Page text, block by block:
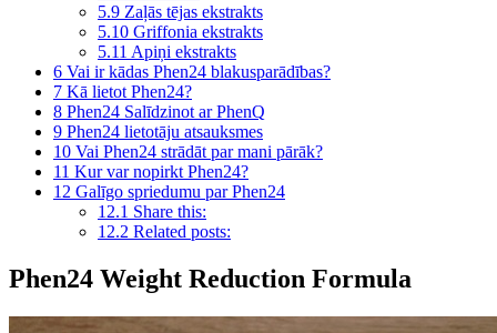
5.9 Zaļās tējas ekstrakts
5.10 Griffonia ekstrakts
5.11 Apiņi ekstrakts
6 Vai ir kādas Phen24 blakusparādības?
7 Kā lietot Phen24?
8 Phen24 Salīdzinot ar PhenQ
9 Phen24 lietotāju atsauksmes
10 Vai Phen24 strādāt par mani pārāk?
11 Kur var nopirkt Phen24?
12 Galīgo spriedumu par Phen24
12.1 Share this:
12.2 Related posts:
Phen24 Weight Reduction Formula